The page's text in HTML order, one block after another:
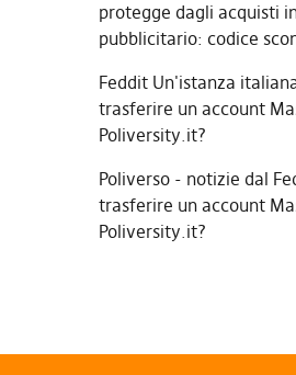
protegge dagli acquisti
pubblicitario: codice
Feddit Un'istanza
trasferire un account
Poliversity.it?
Poliverso - notizie dal
trasferire un account
Poliversity.it?